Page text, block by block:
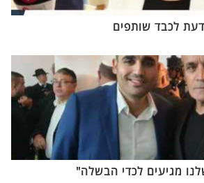
לכבד שותפים
מגיעים לכדי הבשלה"